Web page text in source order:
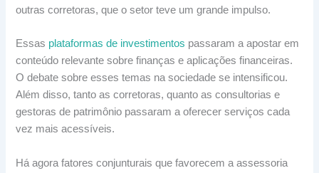
outras corretoras, que o setor teve um grande impulso.
Essas plataformas de investimentos passaram a apostar em
conteúdo relevante sobre finanças e aplicações financeiras.
O debate sobre esses temas na sociedade se intensificou.
Além disso, tanto as corretoras, quanto as consultorias e
gestoras de patrimônio passaram a oferecer serviços cada
vez mais acessíveis.
Há agora fatores conjunturais que favorecem a assessoria